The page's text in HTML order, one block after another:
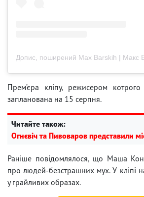
Прем’єра кліпу, режисером
запланована на 15 серпня.
Читайте також:
Огнєвіч та Пивоваров представили
Раніше повідомлялося, що Маша
про людей-безстрашних мух. У кліпі
у грайливих образах.